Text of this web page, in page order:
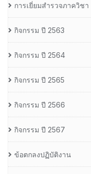
การเยี่ยมสำรวจภาควิชา
กิจกรรม ปี 2563
กิจกรรม ปี 2564
กิจกรรม ปี 2565
กิจกรรม ปี 2566
กิจกรรม ปี 2567
ข้อตกลงปฏิบัติงาน